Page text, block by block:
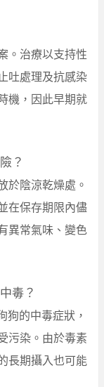
。治療以支持性
吐處理及抗感染
機，因此早期就
？
於陰涼乾燥處。
在保存期限內儘
異常氣味、變色
毒？
狗的中毒症狀，
污染。由於毒素
長期攝入也可能